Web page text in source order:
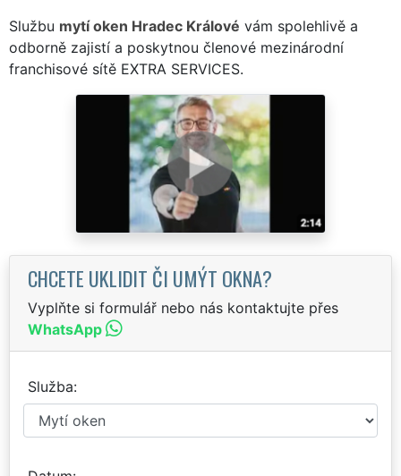
Službu mytí oken Hradec Králové vám spolehlivě a
odborně zajistí a poskytnou členové mezinárodní
franchisové sítě EXTRA SERVICES.
CHCETE UKLIDIT ČI UMÝT OKNA?
Vyplňte si formulář nebo nás kontaktujte přes
WhatsApp
Služba